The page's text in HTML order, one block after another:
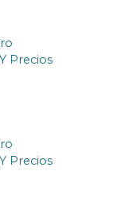
Precios
Precios